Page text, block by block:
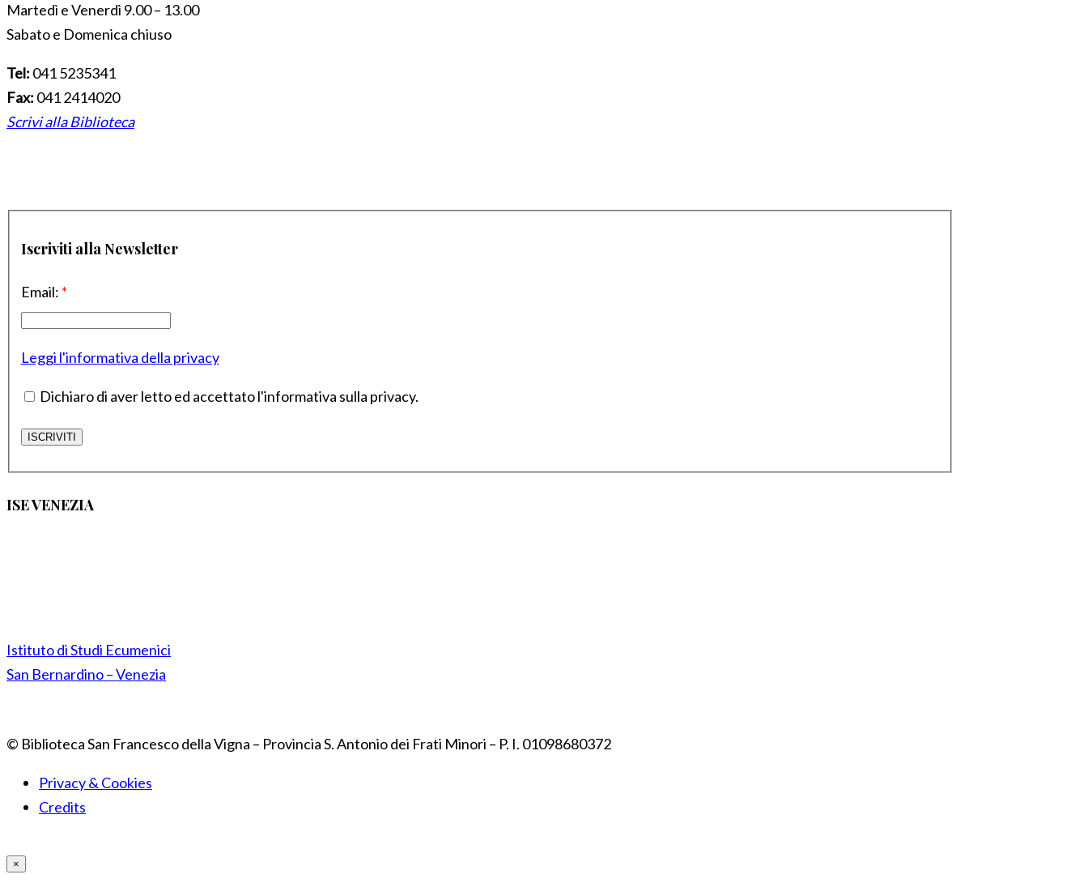
Martedì e Venerdì 9.00 – 13.00
Sabato e Domenica chiuso
Tel: 041 5235341
Fax: 041 2414020
Scrivi alla Biblioteca
Iscriviti alla Newsletter
Email: *
Leggi l'informativa della privacy
Dichiaro di aver letto ed accettato l'informativa sulla privacy.
ISE VENEZIA
Istituto di Studi Ecumenici
San Bernardino – Venezia
© Biblioteca San Francesco della Vigna – Provincia S. Antonio dei Frati Minori – P. I. 01098680372
Privacy & Cookies
Credits
×